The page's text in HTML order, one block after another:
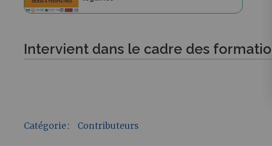
Intervient dans le cadre des
Catégorie: Contributeurs